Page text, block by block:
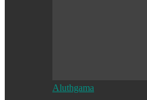
Aluthgama